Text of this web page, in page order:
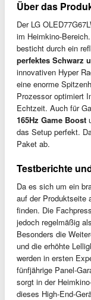
Über das
Der LG
im Heimkino-
besticht durch ein
perfektes Schwarz
innovativen Hyper
eine enorme
Prozessor optimiert
Echtzeit. Auch für
165Hz Game Boost
das Setup perfekt.
Paket ab.
Testberichte
Da es sich um ein
auf der Produktseite
finden. Die
jedoch regelmäßig als
Besonders die
und die erhöhte
werden in ersten
fünfjährige Panel-
sorgt in der
dieses High-End-